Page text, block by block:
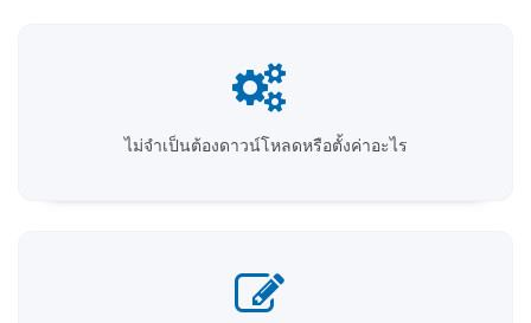
ไม่จำเป็นต้องดาวน์โหลดหรือตั้งค่าอะไร